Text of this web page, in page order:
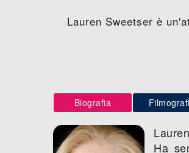
Lauren Sweetser è
Biografia
Ha